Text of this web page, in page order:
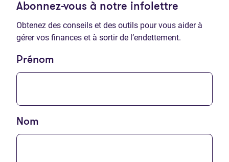
Abonnez-vous à notre infolettre
Obtenez des conseils et des outils pour vous aider à
gérer vos finances et à sortir de l’endettement.
Prénom
Nom